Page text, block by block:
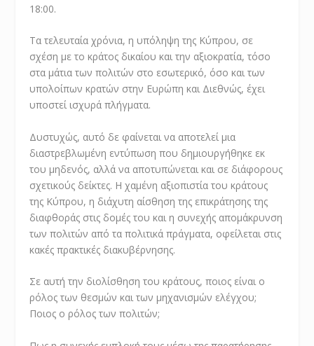
18:00.
Τα τελευταία χρόνια, η υπόληψη της Κύπρου, σε
σχέση με το κράτος δικαίου και την αξιοκρατία, τόσο
στα μάτια των πολιτών στο εσωτερικό, όσο και των
υπολοίπων κρατών στην Ευρώπη και Διεθνώς, έχει
υποστεί ισχυρά πλήγματα.
Δυστυχώς, αυτό δε φαίνεται να αποτελεί μια
διαστρεβλωμένη εντύπωση που δημιουργήθηκε εκ
του μηδενός, αλλά να αποτυπώνεται και σε διάφορους
σχετικούς δείκτες. Η χαμένη αξιοπιστία του κράτους
της Κύπρου, η διάχυτη αίσθηση της επικράτησης της
διαφθοράς στις δομές του και η συνεχής απομάκρυνση
των πολιτών από τα πολιτικά πράγματα, οφείλεται στις
κακές πρακτικές διακυβέρνησης.
Σε αυτή την διολίσθηση του κράτους, ποιος είναι ο
ρόλος των θεσμών και των μηχανισμών ελέγχου;
Ποιος ο ρόλος των πολιτών;